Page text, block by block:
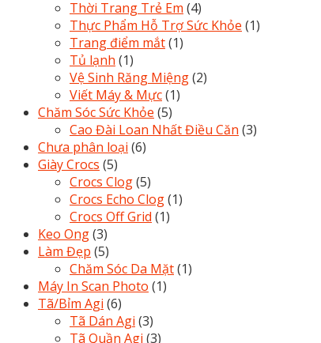
Thời Trang Trẻ Em (4)
Thực Phẩm Hỗ Trợ Sức Khỏe (1)
Trang điểm mắt(1)
Tủ lạnh (1)
Vệ Sinh Răng Miệng(2)
Viết Máy & Mực(1)
Chăm Sóc Sức Khỏe (5)
Cao Đài Loan Nhất Điều Căn (3)
Chưa phân loại (6)
Giày Crocs (5)
Crocs Clog(5)
Crocs Echo Clog(1)
Crocs Off Grid (1)
Keo Ong(3)
Làm Đẹp (5)
Chăm Sóc Da Mặt(1)
Máy In Scan Photo (1)
Tã/Bỉm Agi (6)
Tã Dán Agi (3)
Tã Quần Agi (3)